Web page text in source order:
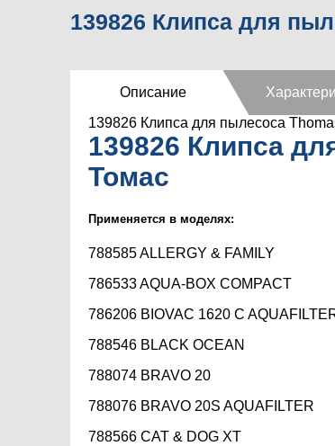
139826 Клипса для
Описание
139826 Клипса для пылесоса
139826 Клипса
Томас
Применяется в моделях:
788585 ALLERGY & FAMILY
786533 AQUA-BOX COMPACT
786206 BIOVAC 1620 C
788546 BLACK OCEAN
788074 BRAVO 20
788076 BRAVO 20S AQUAFILTER
788566 CAT & DOG XT